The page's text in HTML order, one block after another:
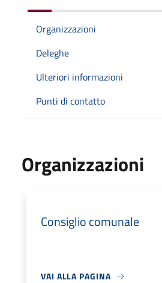
Organizzazioni
Deleghe
Ulteriori informazioni
Punti di contatto
Organizzazioni
Consiglio comunale
VAI ALLA PAGINA